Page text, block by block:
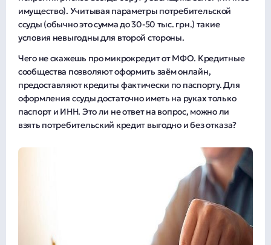
имущество). Учитывая параметры потребительской
ссуды (обычно это сумма до 30-50 тыс. грн.) такие
условия невыгодны для второй стороны.
Чего не скажешь про микрокредит от МФО. Кредитные
сообщества позволяют оформить заём онлайн,
предоставляют кредиты фактически по паспорту. Для
оформления ссуды достаточно иметь на руках только
паспорт и ИНН. Это ли не ответ на вопрос, можно ли
взять потребительский кредит выгодно и без отказа?